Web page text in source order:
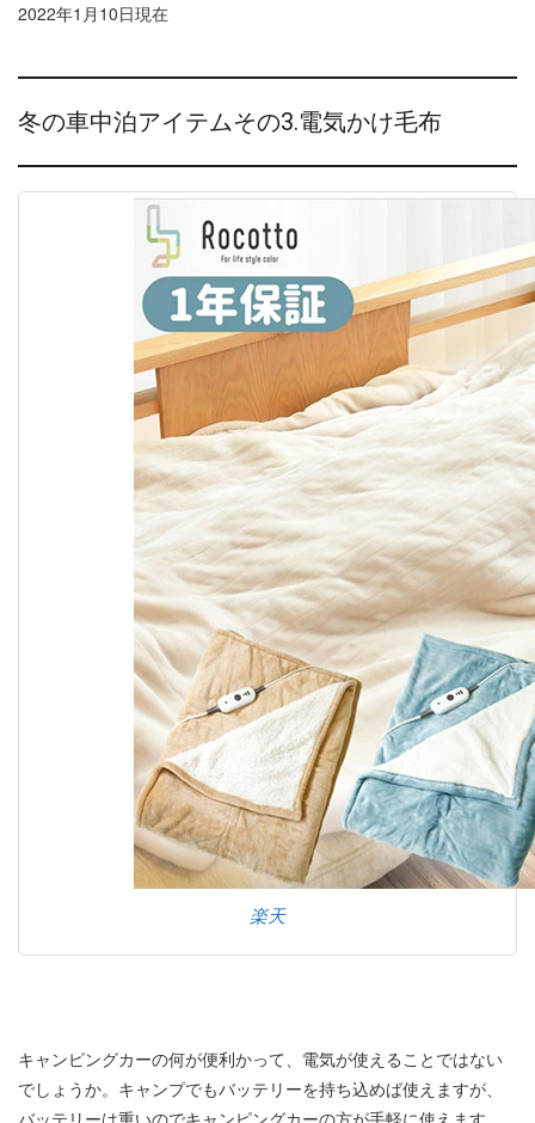
2022年1月10日現在
冬の車中泊アイテムその3.電気かけ毛布
楽天
キャンピングカーの何が便利かって、電気が使えることではない
でしょうか。キャンプでもバッテリーを持ち込めば使えますが、